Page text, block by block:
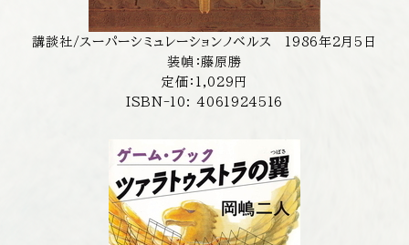
講談社/スーパーシミュレーションノベルス 1986年2月5日
装幀：藤原勝
定価：1,029円
ISBN-10: 4061924516